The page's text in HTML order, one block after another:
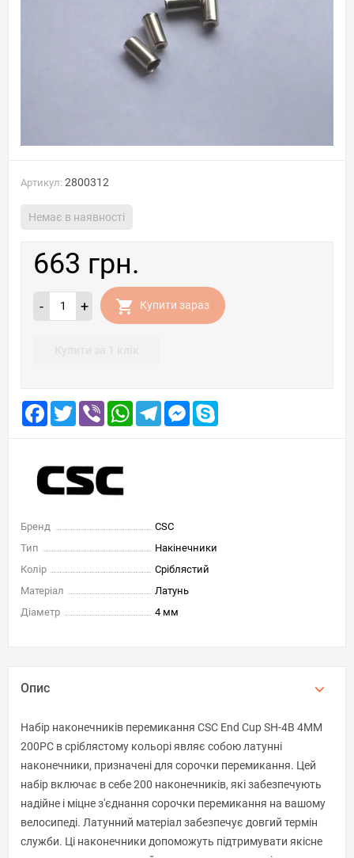
Артикул: 2800312
Немає в наявності
663 грн.
- + Купити зараз
Facebook
TwitterViber WhatsAppTelegramMessenger
Бренд
CSC
Тип
Накінечники
Колір
Сріблястий
Матеріал
Латунь
Діаметр
4 мм
Опис
Набір наконечників перемикання CSC End Cup SH-4B 4MM
200PC в сріблястому кольорі являє собою латунні
наконечники, призначені для сорочки перемикання. Цей
набір включає в себе 200 наконечників, які забезпечують
надійне і міцне з'єднання сорочки перемикання на вашому
велосипеді. Латунний матеріал забезпечує довгий термін
служби. Ці наконечники допоможуть підтримувати якісне